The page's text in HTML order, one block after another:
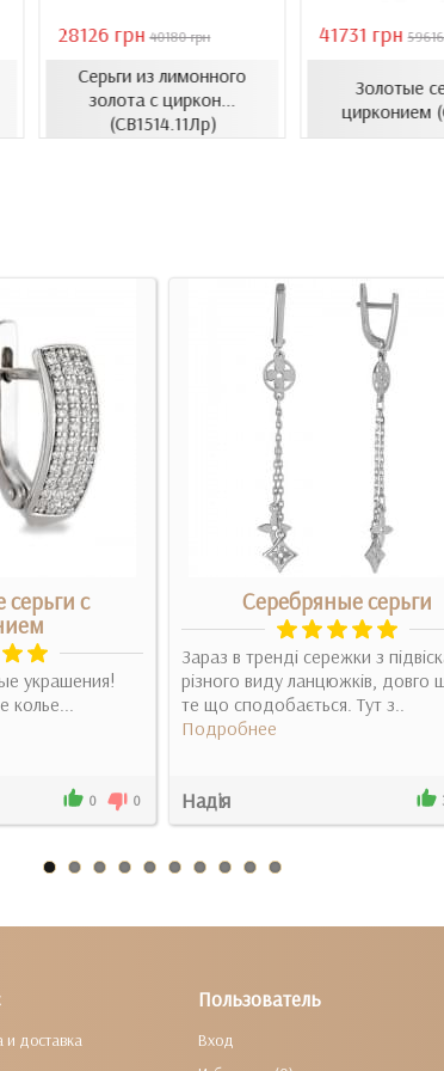
28126 грн 40180 грн
Серьги из лимонного
золота с циркон...
(СВ1514.11Лр)
41731 грн
Золотые
цирконием
с
украшения!
колье...
0 0
Серебряные серьги
Зараз в тренді сережки з
різного виду ланцюжків, довго
те що сподобається. Тут з..
Подробнее
Надія
и доставка
Пользователь
Вход